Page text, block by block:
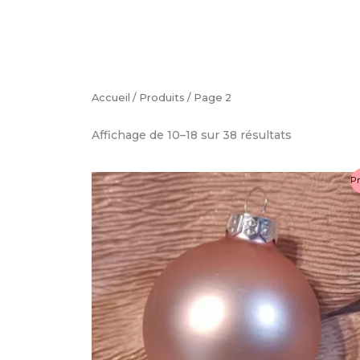
Accueil / Produits / Page 2
Affichage de 10–18 sur 38 résultats
Le
prix
initial
était :
4.50€.
Le
prix
actuel
est :
3.50€.
Ce
produit
a
plusieurs
variations.
options
peuvent
être
choisies